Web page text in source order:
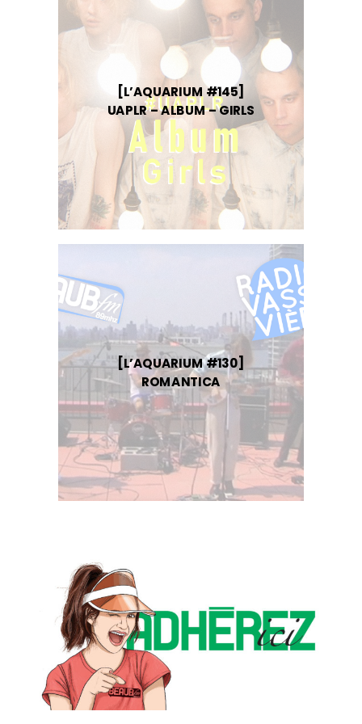
[L’AQUARIUM #145]
UAPLR – ALBUM – GIRLS
[L’AQUARIUM #130]
ROMANTICA